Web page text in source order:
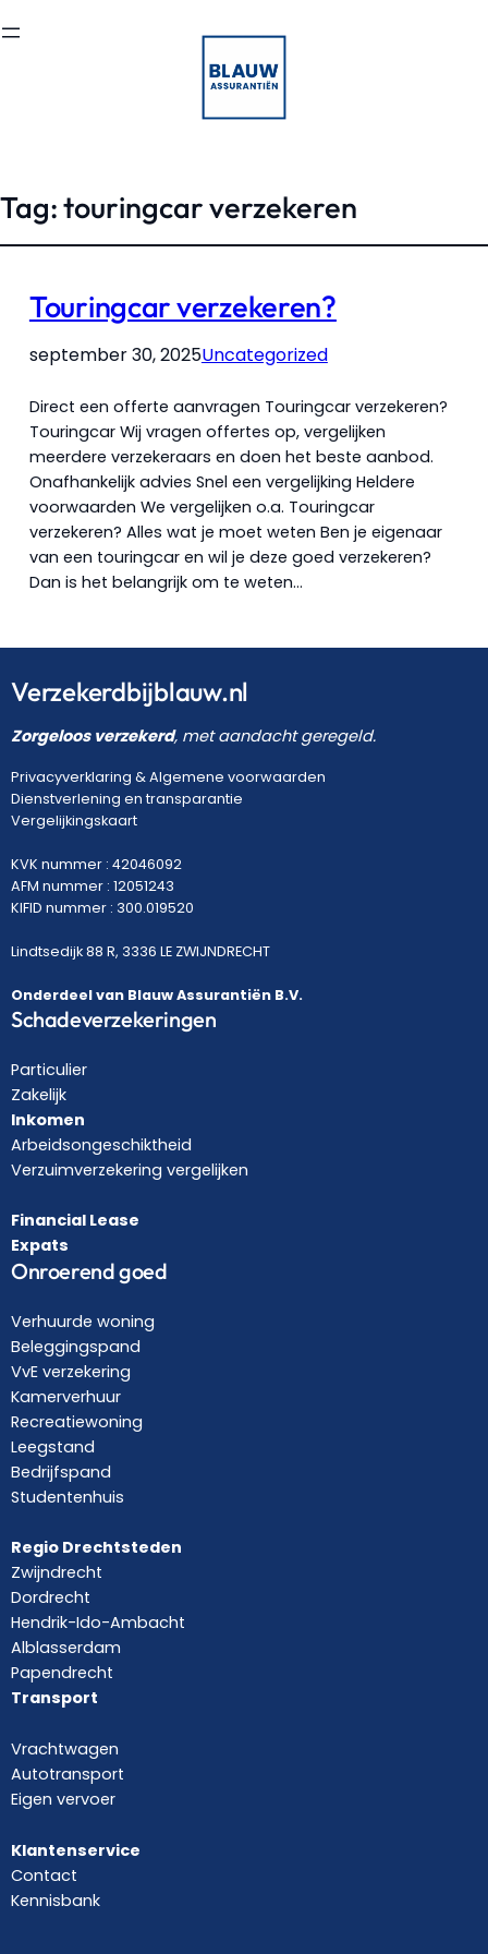
Tag:touringcar verzekeren
Touringcar verzekeren?
september 30, 2025Uncategorized
Direct een offerte aanvragen Touringcar verzekeren?
Touringcar Wij vragen offertes op, vergelijken
meerdere verzekeraars en doen het beste aanbod.
Onafhankelijk advies Snel een vergelijking Heldere
voorwaarden We vergelijken o.a. Touringcar
verzekeren? Alles wat je moet weten Ben je eigenaar
van een touringcar en wil je deze goed verzekeren?
Dan is het belangrijk om te weten…
Verzekerdbijblauw.nl
Zorgeloos verzekerd, met aandacht geregeld.
Privacyverklaring &Algemene voorwaarden
Dienstverlening en transparantie
Vergelijkingskaart
KVK nummer : 42046092
AFM nummer : 12051243
KIFID nummer : 300.019520
Lindtsedijk 88 R, 3336 LE ZWIJNDRECHT
Onderdeel van Blauw Assurantiën B.V.
Schadeverzekeringen
Particulier
Zakelijk
Inkomen
Arbeidsongeschiktheid
Verzuimverzekering vergelijken
Financial Lease
Expats
Onroerend goed
Verhuurde woning
Beleggingspand
VvE verzekering
Kamerverhuur
Recreatiewoning
Leegstand
Bedrijfspand
Studentenhuis
Regio Drechtsteden
Zwijndrecht
Dordrecht
Hendrik-Ido-Ambacht
Alblasserdam
Papendrecht
Transport
Vrachtwagen
Autotransport
Eigen vervoer
Klantenservice
Contact
Kennisbank